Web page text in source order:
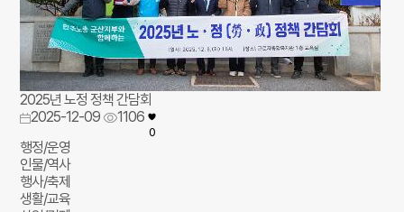
2025년 노정 정책 간담회
2025-12-09
1106
0
행정/운영
인물/역사
행사/축제
생활/교육